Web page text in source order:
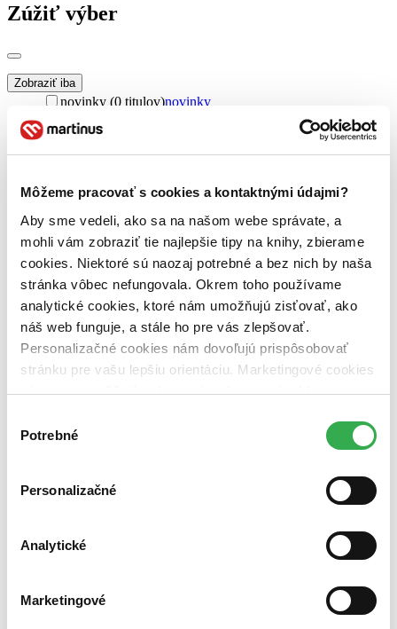
Môžeme pracovať s cookies a kontaktnými údajmi?
Aby sme vedeli, ako sa na našom webe správate, a
mohli vám zobraziť tie najlepšie tipy na knihy, zbierame
cookies. Niektoré sú naozaj potrebné a bez nich by naša
stránka vôbec nefungovala. Okrem toho používame
analytické cookies, ktoré nám umožňujú zisťovať, ako
náš web funguje, a stále ho pre vás zlepšovať.
Personalizačné cookies nám dovoľujú prispôsobovať
stránku pre vašu lepšiu orientáciu. Marketingové cookies
nám zas umožňujú zobrazenie relevantnej reklamy.
nám pomohlo, keby sme mohli používať všetky tieto
súhlasu
Potrebné
Personalizačné
Analytické
Marketingové
Zúžiť výber
Zobraziť iba
novinky (0 titulov)novinky
zľavnené tituly (0 titulov)
predpredaj (0 titulov)predpredaj
dostupná (bez vypredaných) (0 titulov)dostupná (bez
vypredaných)
Nové / čítané
nová (0 titulov)nová
čítaná (0 titulov)čítaná
čítaná - výborný stav (0 titulov)čítaná - výborný stav
čítaná - mierne opotrebovaná (0 titulov)čítaná - mierne
čítané verzie vypredaných kníh (0 titulov)čítané verzie
vypredaných kníh
Bestsellery
Najdrahšie
Najlacnejšie